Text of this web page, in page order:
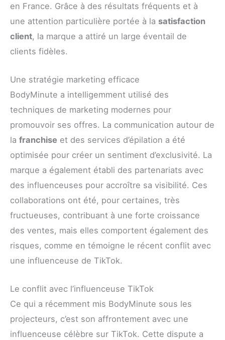
en France. Grâce à des résultats fréquents et à
une attention particulière portée à la satisfaction
client, la marque a attiré un large éventail de
clients fidèles.
Une stratégie marketing efficace
BodyMinute a intelligemment utilisé des
techniques de marketing modernes pour
promouvoir ses offres. La communication autour de
la franchise et des services d’épilation a été
optimisée pour créer un sentiment d’exclusivité. La
marque a également établi des partenariats avec
des influenceuses pour accroître sa visibilité. Ces
collaborations ont été, pour certaines, très
fructueuses, contribuant à une forte croissance
des ventes, mais elles comportent également des
risques, comme en témoigne le récent conflit avec
une influenceuse de TikTok.
Le conflit avec l’influenceuse TikTok
Ce qui a récemment mis BodyMinute sous les
projecteurs, c’est son affrontement avec une
influenceuse célèbre sur TikTok. Cette dispute a